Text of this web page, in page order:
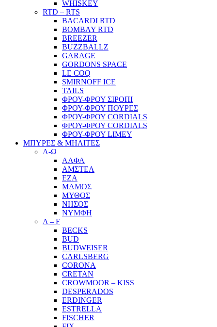
WHISKEY
RTD – RTS
BACARDI RTD
BOMBAY RTD
BREEZER
BUZZBALLZ
GARAGE
GORDONS SPACE
LE COQ
SMIRNOFF ICE
TAILS
ΦΡΟΥ-ΦΡΟΥ ΣΙΡΟΠΙ
ΦΡΟΥ-ΦΡΟΥ ΠΟΥΡΕΣ
ΦΡΟΥ-ΦΡΟΥ CORDIALS
ΦΡΟΥ-ΦΡΟΥ CORDIALS
ΦΡΟΥ-ΦΡΟΥ LIMEY
ΜΠΥΡΕΣ & ΜΗΛΙΤΕΣ
Α-Ω
ΑΛΦΑ
ΑΜΣΤΕΛ
ΕΖΑ
ΜΑΜΟΣ
ΜΥΘΟΣ
ΝΗΣΟΣ
ΝΥΜΦΗ
A – F
BECKS
BUD
BUDWEISER
CARLSBERG
CORONA
CRETAN
CROWMOOR – KISS
DESPERADOS
ERDINGER
ESTRELLA
FISCHER